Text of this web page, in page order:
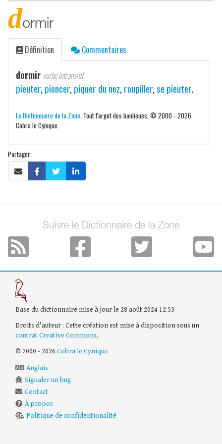
dormir
Définition Commentaires
dormir verbe intransitif
pieuter, pioncer, piquer du nez, roupiller,se pieuter.
Le Dictionnaire de la Zone . Tout l'argot des banlieues. © 2000 - 2026
Cobra le Cynique.
Partager
Suivre le Dictionnaire de la Zone
Base du dictionnaire mise à jour le 28 août 2024 12:53
Droits d'auteur : Cette création est mise à disposition sous un
contrat Creative Commons.
© 2000 - 2026 Cobra le Cynique
Anglais
Signaler un bug
Contact
À propos
Politique de confidentionalité